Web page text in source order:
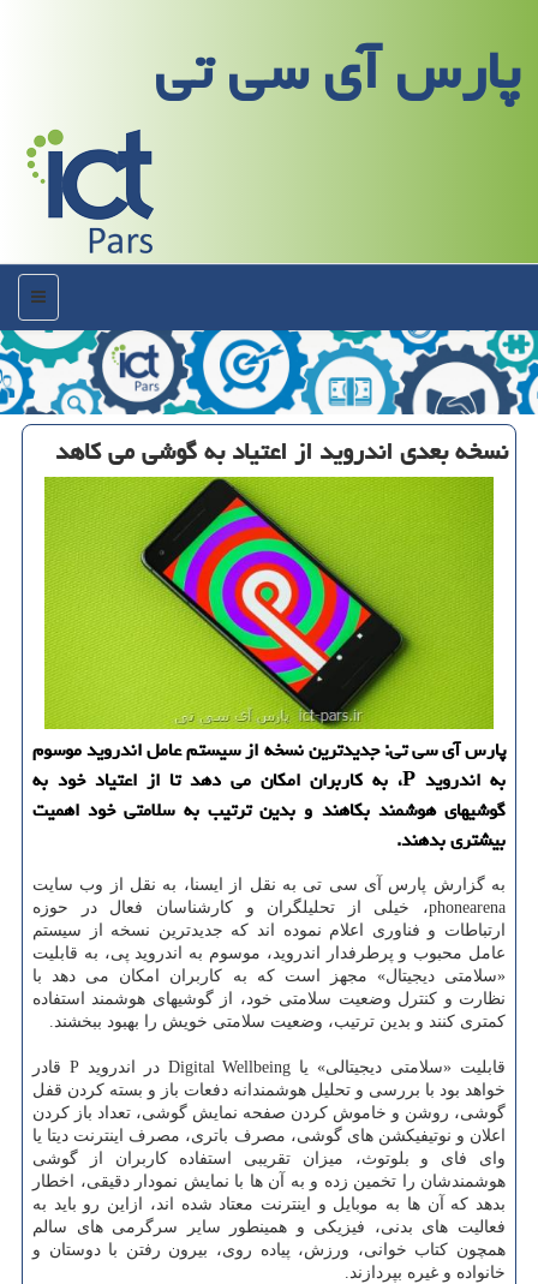
پارس آی سی تی
منو
نسخه بعدی اندروید از اعتیاد به گوشی می كاهد
پارس آی سی تی: جدیدترین نسخه از سیستم عامل اندروید موسوم
به اندروید P، به كاربران امكان می دهد تا از اعتیاد خود به
گوشیهای هوشمند بكاهند و بدین ترتیب به سلامتی خود اهمیت
بیشتری بدهند.
به گزارش پارس آی سی تی به نقل از ایسنا، به نقل از وب سایت
phonearena، خیلی از تحلیلگران و كارشناسان فعال در حوزه
ارتباطات و فناوری اعلام نموده اند كه جدیدترین نسخه از سیستم
عامل محبوب و پرطرفدار اندروید، موسوم به اندروید پی، به قابلیت
«سلامتی دیجیتال» مجهز است كه به كاربران امكان می دهد با
نظارت و كنترل وضعیت سلامتی خود، از گوشیهای هوشمند استفاده
كمتری كنند و بدین ترتیب، وضعیت سلامتی خویش را بهبود ببخشند.
قابلیت «سلامتی دیجیتالی» یا Digital Wellbeing در اندروید P قادر
خواهد بود با بررسی و تحلیل هوشمندانه دفعات باز و بسته كردن قفل
گوشی، روشن و خاموش كردن صفحه نمایش گوشی، تعداد باز كردن
اعلان و نوتیفیكشن های گوشی، مصرف باتری، مصرف اینترنت دیتا یا
وای فای و بلوتوث، میزان تقریبی استفاده كاربران از گوشی
هوشمندشان را تخمین زده و به آن ها با نمایش نمودار دقیقی، اخطار
بدهد كه آن ها به موبایل و اینترنت معتاد شده اند، ازاین رو باید به
فعالیت های بدنی، فیزیكی و همینطور سایر سرگرمی های سالم
همچون كتاب خوانی، ورزش، پیاده روی، بیرون رفتن با دوستان و
خانواده و غیره بپردازند.